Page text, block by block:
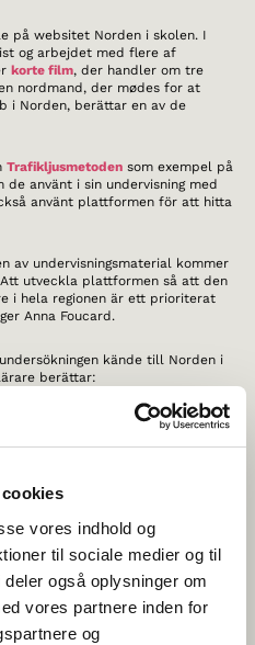
vores indhold og
til sociale medier og til
også oplysninger om
vores partnere inden for
og
på websitet Norden i skolen. I
og arbejdet med flere af
korte film, der handler om tre
nordmand, der mødes for at
i Norden, berättar en av de
Trafikljusmetodensom exempel på
använt i sin undervisning med
använt plattformen för att hitta
av undervisningsmaterial kommer
utveckla plattformen så att den
i hela regionen är ett prioriterat
Anna Foucard.
kände till Norden i
berättar:
så mycket bra och användbart
varje
Foucard.
sprog i skolen i Norden